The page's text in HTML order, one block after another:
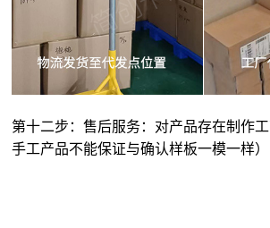
第十二步：售后服务：对产品存在制作
手工产品不能保证与确认样板一模一样）